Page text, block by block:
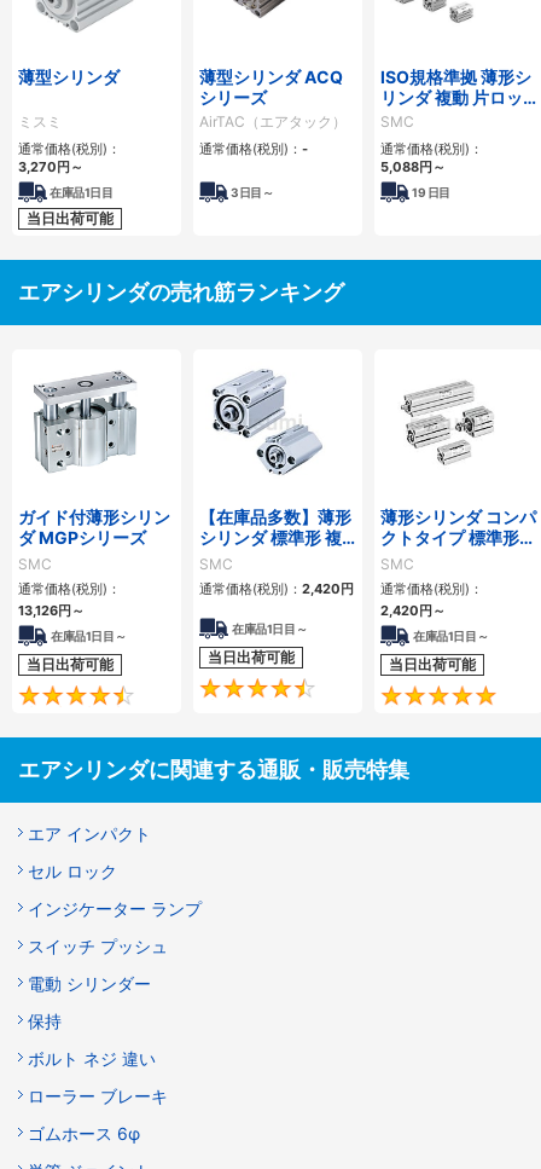
薄型シリンダ
ミスミ
通常価格(税別)：
3,270 円 ～
在庫品1日目
当日出荷可能
薄型シリンダ ACQ
シリーズ
AirTAC（エアタック）
通常価格(税別)： -
3日目～
ISO規格準拠 薄形シ
リンダ 複動 片ロッ
ド C55シリーズ
SMC
通常価格(税別)：
5,088円 ～
19 日目
エアシリンダの売れ筋ランキング
ガイド付薄形シリン
ダ MGPシリーズ
SMC
通常価格(税別)：
13,126円 ～
在庫品1日目～
当日出荷可能
4.6
【在庫品多数】薄形
シリンダ 標準形 複
動・片ロッド CQ2
シリーズ
SMC
通常価格(税別)： 2,420 円
在庫品1日目～
当日出荷可能
4.5
薄形シリンダ コンパ
クトタイプ 標準形
複動 片ロッド CQS
シリーズ
SMC
通常価格(税別)：
2,420 円 ～
在庫品1日目～
当日出荷可能
エアシリンダに関連する通販・販売特集
エア インパクト
セル ロック
インジケーター ランプ
スイッチ プッシュ
電動 シリンダー
保持
ボルト ネジ 違い
ローラー ブレーキ
ゴムホース 6φ